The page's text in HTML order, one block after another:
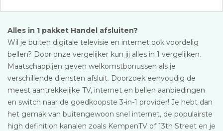
Alles in 1 pakket Handel afsluiten?
Wil je buiten digitale televisie en internet ook voordelig
bellen? Door onze vergelijker kun jij alles in 1 vergelijken.
Maatschappijen geven welkomstbonussen als je
verschillende diensten afsluit. Doorzoek eenvoudig de
meest aantrekkelijke TV, internet en bellen aanbiedingen
en switch naar de goedkoopste 3-in-1 provider! Je hebt dan
het gemak van buitengewoon snel internet, de populairste
high definition kanalen zoals KempenTV of 13th Street en je